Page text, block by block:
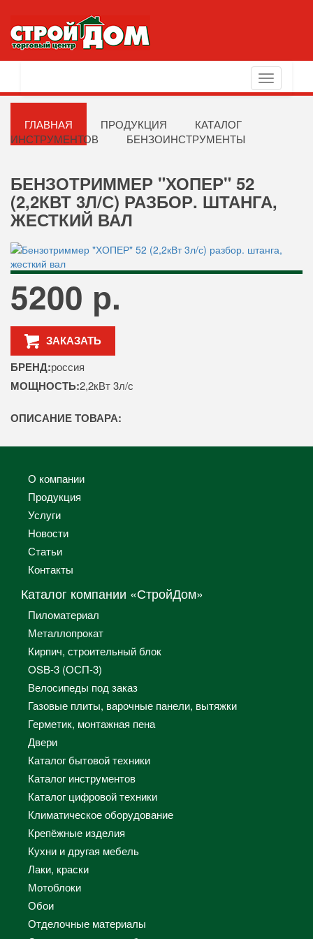
Toggle
navigation
ГЛАВНАЯ ПРОДУКЦИЯ
КАТАЛОГ
ИНСТРУМЕНТОВ
БЕНЗОИНСТРУМЕНТЫ
БЕНЗОТРИММЕР "ХОПЕР" 52
(2,2КВТ 3Л/С) РАЗБОР. ШТАНГА,
ЖЕСТКИЙ ВАЛ
5200 р.
ЗАКАЗАТЬ
БРЕНД:россия
МОЩНОСТЬ:2,2кВт 3л/с
ОПИСАНИЕ ТОВАРА:
О компании
Продукция
Услуги
Новости
Статьи
Контакты
Каталог компании «СтройДом»
Пиломатериал
Металлопрокат
Кирпич, строительный блок
OSB-3 (ОСП-3)
Велосипеды под заказ
Газовые плиты, варочные панели, вытяжки
Герметик, монтажная пена
Двери
Каталог бытовой техники
Каталог инструментов
Каталог цифровой техники
Климатическое оборудование
Крепёжные изделия
Кухни и другая мебель
Лаки, краски
Мотоблоки
Обои
Отделочные материалы